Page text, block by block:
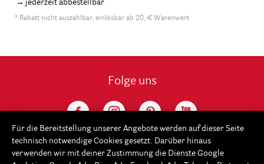
jederzeit abbestellbar
* Rabatt nicht auszahlbar, einlösbar ab 20,-€ Warenwert
Folge uns
Für die Bereitstellung unserer Angebote werden auf dieser Seite
technisch notwendige Cookies gesetzt. Darüber hinaus
verwenden wir mit deiner Zustimmung die Dienste Google